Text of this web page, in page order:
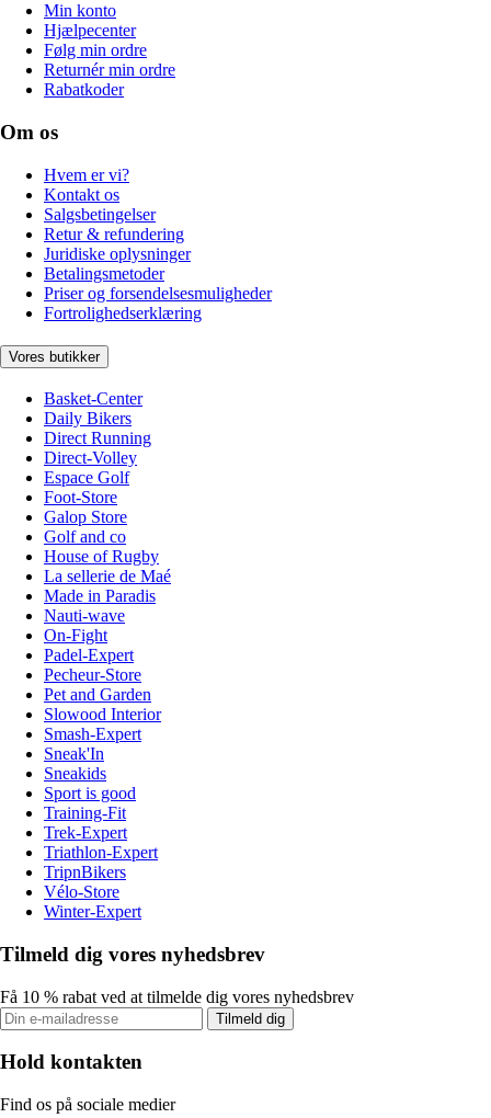
Min konto
Hjælpecenter
Følg min ordre
Returnér min ordre
Rabatkoder
Om os
Hvem er vi?
Kontakt os
Salgsbetingelser
Retur & refundering
Juridiske oplysninger
Betalingsmetoder
Priser og forsendelsesmuligheder
Fortrolighedserklæring
Vores butikker
Basket-Center
Daily Bikers
Direct Running
Direct-Volley
Espace Golf
Foot-Store
Galop Store
Golf and co
House of Rugby
La sellerie de Maé
Made in Paradis
Nauti-wave
On-Fight
Padel-Expert
Pecheur-Store
Pet and Garden
Slowood Interior
Smash-Expert
Sneak'In
Sneakids
Sport is good
Training-Fit
Trek-Expert
Triathlon-Expert
TripnBikers
Vélo-Store
Winter-Expert
Tilmeld dig vores nyhedsbrev
Få 10 % rabat ved at tilmelde dig vores nyhedsbrev
Tilmeld dig
Hold kontakten
Find os på sociale medier